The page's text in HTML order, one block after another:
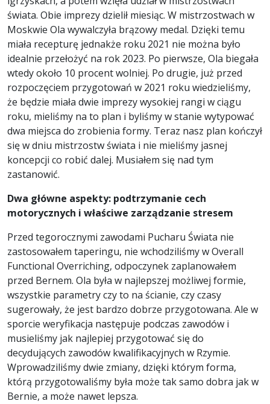
świata. Obie imprezy dzielił miesiąc. W mistrzostwach w
Moskwie Ola wywalczyła brązowy medal. Dzięki temu
miała recepturę jednakże roku 2021 nie można było
idealnie przełożyć na rok 2023. Po pierwsze, Ola biegała
wtedy około 10 procent wolniej. Po drugie, już przed
rozpoczęciem przygotowań w 2021 roku wiedzieliśmy,
że będzie miała dwie imprezy wysokiej rangi w ciągu
roku, mieliśmy na to plan i byliśmy w stanie wytypować
dwa miejsca do zrobienia formy. Teraz nasz plan kończył
się w dniu mistrzostw świata i nie mieliśmy jasnej
koncepcji co robić dalej. Musiałem się nad tym
zastanowić.
Dwa główne aspekty: podtrzymanie cech
motorycznych i właściwe zarządzanie stresem
Przed tegorocznymi zawodami Pucharu Świata nie
zastosowałem taperingu, nie wchodziliśmy w Overall
Functional Overriching, odpoczynek zaplanowałem
przed Bernem. Ola była w najlepszej możliwej formie,
wszystkie parametry czy to na ścianie, czy czasy
sugerowały, że jest bardzo dobrze przygotowana. Ale w
sporcie weryfikacja następuje podczas zawodów i
musieliśmy jak najlepiej przygotować się do
decydujących zawodów kwalifikacyjnych w Rzymie.
Wprowadziliśmy dwie zmiany, dzięki którym forma,
którą przygotowaliśmy była może tak samo dobra jak w
Bernie, a może nawet lepsza.